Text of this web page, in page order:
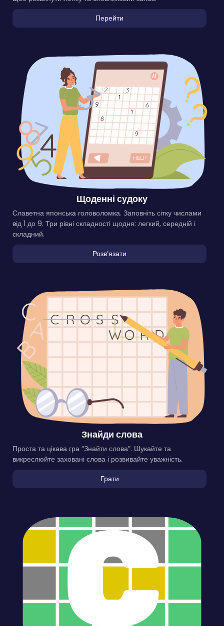
Перейти
Щоденні судоку
Славетна японська головоломка. Заповніть сітку числами
від 1 до 9. Три рівні складності щодня: легкий, середній і
складний.
Розвʼязати
Знайди слова
Проста та цікава гра “Знайти слова”. Шукайте та
викреслюйте заховані слова і розвивайте уважність.
Грати